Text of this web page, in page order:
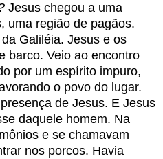
Jesus chegou a uma
uma região de pagãos.
Galiléia. Jesus e os
barco. Veio ao encontro
por um espírito impuro,
o povo do lugar.
de Jesus. E Jesus
daquele homem. Na
e se chamavam
nos porcos. Havia